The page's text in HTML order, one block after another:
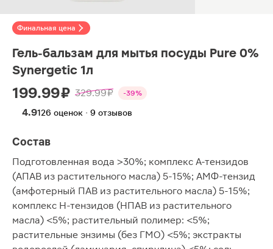
Финальная цена
Гель-бальзам для мытья посуды Pure 0%
Synergetic 1л
199.99 ₽ 329.99 ₽ -39%
4.9126 оценок · 9 отзывов
Состав
Подготовленная вода >30%; комплекс А-тензидов
(АПАВ из растительного масла) 5-15%; АМФ-тензид
(амфотерный ПАВ из растительного масла) 5-15%;
комплекс Н-тензидов (НПАВ из растительного
масла) <5%; растительный полимер: <5%;
растительные энзимы (без ГМО) <5%; экстракты